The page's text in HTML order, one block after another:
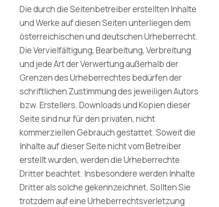
Die durch die Seitenbetreiber erstellten Inhalte
und Werke auf diesen Seiten unterliegen dem
österreichischen und deutschen Urheberrecht.
Die Vervielfältigung, Bearbeitung, Verbreitung
und jede Art der Verwertung außerhalb der
Grenzen des Urheberrechtes bedürfen der
schriftlichen Zustimmung des jeweiligen Autors
bzw. Erstellers. Downloads und Kopien dieser
Seite sind nur für den privaten, nicht
kommerziellen Gebrauch gestattet. Soweit die
Inhalte auf dieser Seite nicht vom Betreiber
erstellt wurden, werden die Urheberrechte
Dritter beachtet. Insbesondere werden Inhalte
Dritter als solche gekennzeichnet. Sollten Sie
trotzdem auf eine Urheberrechtsverletzung